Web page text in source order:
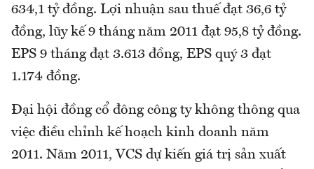
634,1 tỷ đồng. Lợi nhuận sau thuế đạt 36,6 tỷ
đồng, lũy kế 9 tháng năm 2011 đạt 95,8 tỷ đồng.
EPS 9 tháng đạt 3.613 đồng, EPS quý 3 đạt
1.174 đồng.
Đại hội đồng cổ đông công ty không thông qua
việc điều chỉnh kế hoạch kinh doanh năm
2011. Năm 2011, VCS dự kiến giá trị sản xuất